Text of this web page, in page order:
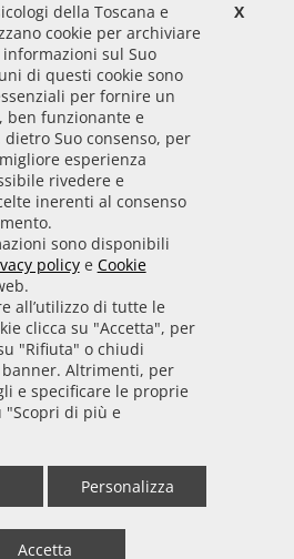
le linee guida di sviluppo
PA pubblicate da AGID in
PER LA
• Informativa privacy
• Whistleblowing
di accessibilità
X
della Toscana e
cookie per archiviare
sul Suo
di questi cookie sono
per fornire un
ben funzionante e
Suo consenso, per
esperienza
rivedere e
inerenti al consenso
sono disponibili
policye Cookie
all’utilizzo di tutte le
clicca su "Accetta", per
"Rifiuta" o chiudi
Altrimenti, per
e specificare le proprie
"Scopri di più e
Personalizza
Accetta